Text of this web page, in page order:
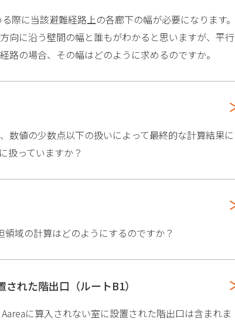
際に当該避難経路上の各廊下の幅が必要になります。
向に沿う壁間の幅と誰もがわかると思いますが、平行
の場合、その幅はどのように求めるのですか。
数値の少数点以下の扱いによって最終的な計算結果に
扱っていますか？
域の計算はどのようにするのですか？
れた階出口（ルートB1）
に算入されない室に設置された階出口は含まれま